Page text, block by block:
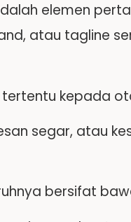
elemen
atau tagline
kepada
segar, atau
bersifat